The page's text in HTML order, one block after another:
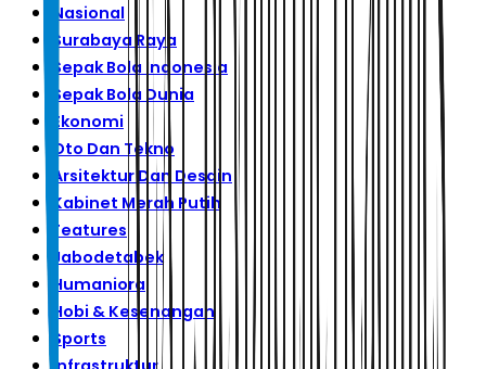
Nasional
Surabaya Raya
Sepak Bola Indonesia
Sepak Bola Dunia
Ekonomi
Oto Dan Tekno
Arsitektur Dan Desain
Kabinet Merah Putih
Features
Jabodetabek
Humaniora
Hobi & Kesenangan
Sports